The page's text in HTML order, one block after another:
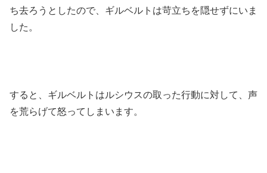
ち去ろうとしたので、ギルベルトは苛立ちを隠せずにいま
した。
すると、ギルベルトはルシウスの取った行動に対して、声
を荒らげて怒ってしまいます。